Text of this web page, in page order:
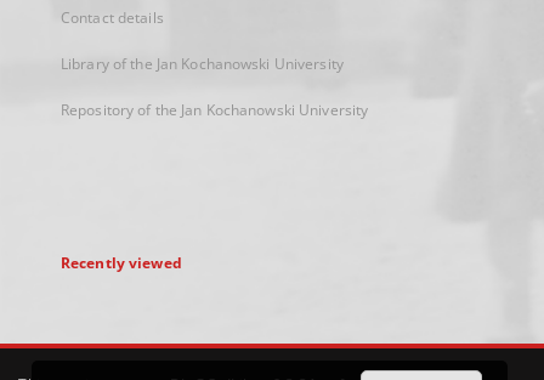
Contact details
Library of the Jan Kochanowski University
Repository of the Jan Kochanowski University
Recently viewed